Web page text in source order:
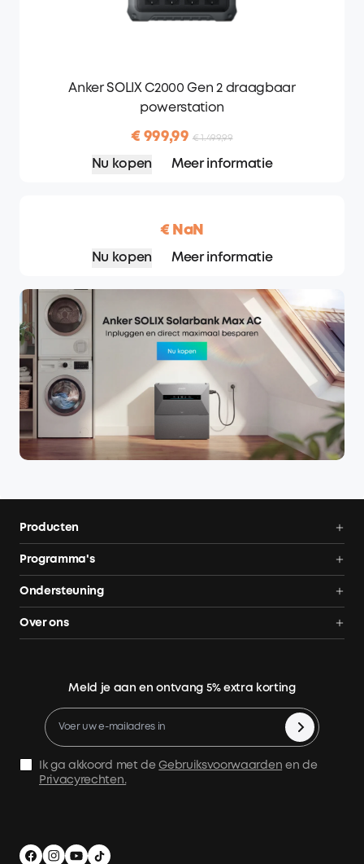
Anker SOLIX C2000 Gen 2 draagbaar
powerstation
€ 999,99 € 1.499,99
Nu kopen Meer informatie
€ NaN
Nu kopen Meer informatie
Producten
Solarbank Max AC
Duurzaamheid
Programma's
Cashback
Ondersteuning
Contact
Bestelling annuleren
Fabrieksgarantie
Verzendvoorwaarden
Gegevensbescherming
Slimme hulp
Over ons
Meld je aan en ontvang 5% extra korting
Ik ga akkoord met deGebruiksvoorwaarden en de
Privacyrechten.